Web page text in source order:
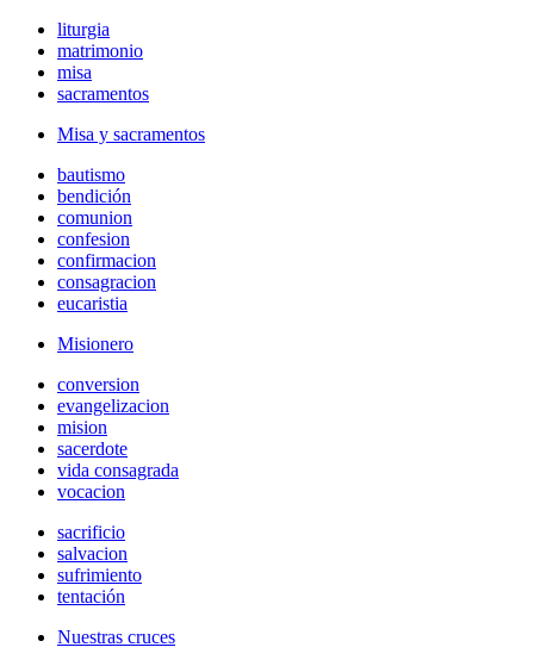
liturgia
matrimonio
misa
sacramentos
Misa y sacramentos
bautismo
bendición
comunion
confesion
confirmacion
consagracion
eucaristia
Misionero
conversion
evangelizacion
mision
sacerdote
vida consagrada
vocacion
sacrificio
salvacion
sufrimiento
tentación
Nuestras cruces